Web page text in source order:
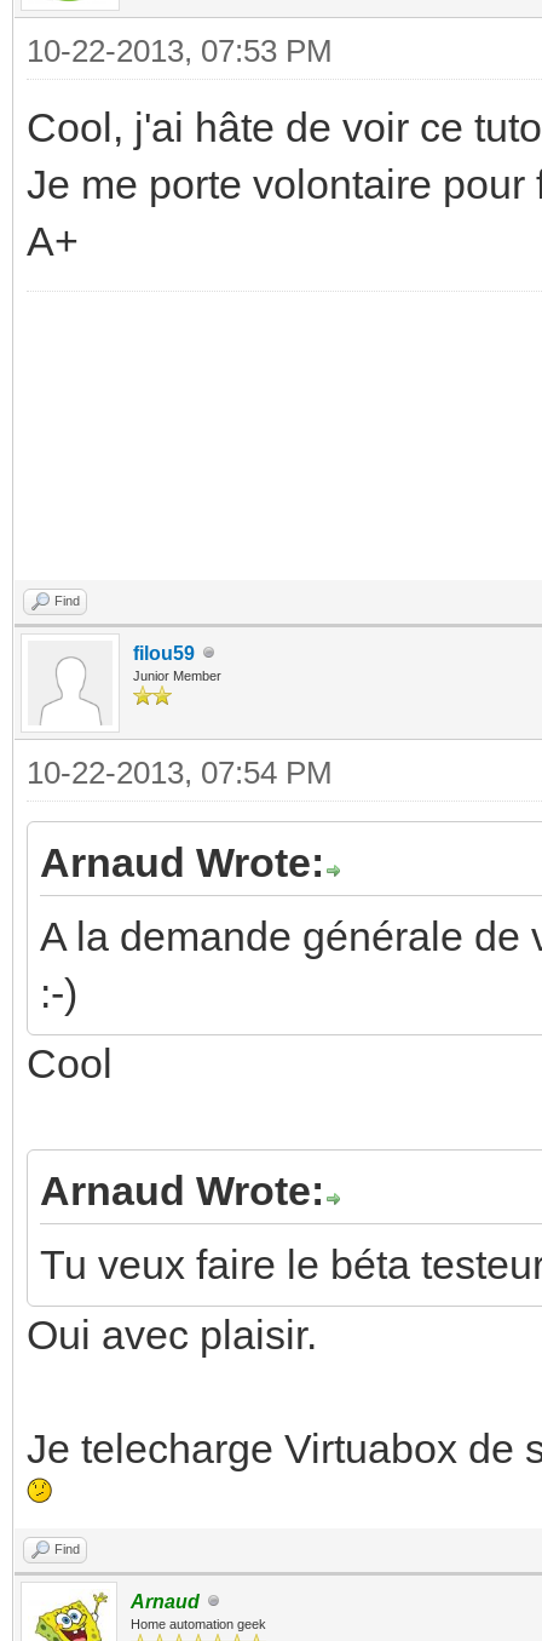
10-22-2013, 07:53 PM
Cool, j'ai hâte de voir ce
Je me porte volontaire pour
A+
Find
filou59
Junior Member
10-22-2013, 07:54 PM
Arnaud Wrote:
A la demande générale de
:-)
Cool
Arnaud Wrote:
Tu veux faire le béta
Oui avec plaisir.
Je telecharge Virtuabox de
Find
Arnaud
Home automation geek